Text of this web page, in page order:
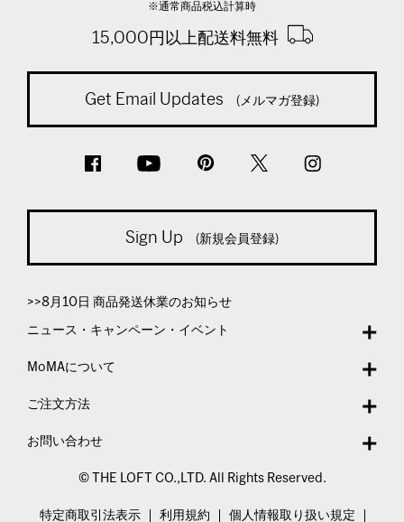
※通常商品税込計算時
15,000円以上配送料無料
Get Email Updates (メルマガ登録)
Sign Up (新規会員登録)
>>8月10日 商品発送休業のお知らせ
ニュース・キャンペーン・イベント
MoMAについて
ご注文方法
お問い合わせ
© THE LOFT CO.,LTD. All Rights Reserved.
特定商取引法表示 利用規約 個人情報取り扱い規定